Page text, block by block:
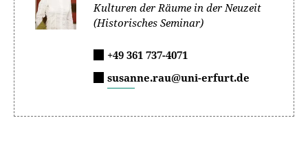
Kulturen der Räume in der Neuzeit
(Historisches Seminar)
+49 361 737-4071
susanne.rau@uni-erfurt.de